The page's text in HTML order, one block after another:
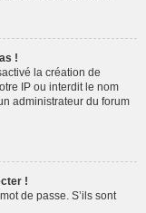
!
la création de
IP ou interdit le nom
administrateur du forum
!
de passe. S’ils sont